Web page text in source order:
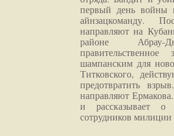
первый день войны
айнзацкоманду.
направляют на
районе Абрау-
шампанским для
Титковского,
предотвратить
направляют
и рассказывает о
сотрудников милиции